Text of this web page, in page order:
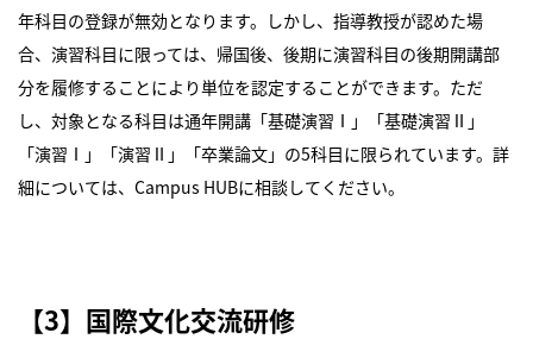
年科目の登録が無効となります。しかし、指導教授が認めた場
合、演習科目に限っては、帰国後、後期に演習科目の後期開講部
分を履修することにより単位を認定することができます。ただ
し、対象となる科目は通年開講「基礎演習Ⅰ」「基礎演習Ⅱ」
「演習Ⅰ」「演習Ⅱ」「卒業論文」の5科目に限られています。詳
細については、Campus HUBに相談してください。
【3】国際文化交流研修